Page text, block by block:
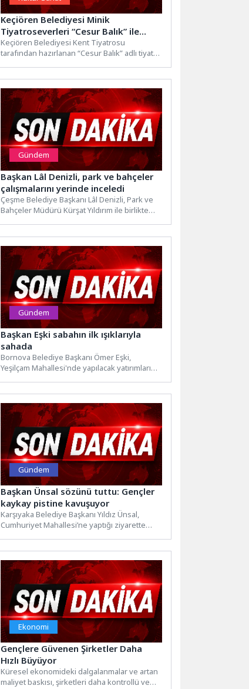
Keçiören Belediyesi Minik
Tiyatroseverleri “Cesur Balık” ile
Buluşturdu
Keçiören Belediyesi Kent Tiyatrosu
tarafından hazırlanan “Cesur Balık” adlı tiyatro
Gündem
Başkan Lâl Denizli, park ve bahçeler
çalışmalarını yerinde inceledi
Çeşme Belediye Başkanı Lâl Denizli, Park ve
Bahçeler Müdürü Kürşat Yıldırım ile birlikte
Gündem
Başkan Eşki sabahın ilk ışıklarıyla
sahada
Bornova Belediye Başkanı Ömer Eşki,
Yeşilçam Mahallesi'nde yapılacak yatırımları
Gündem
Başkan Ünsal sözünü tuttu: Gençler
kaykay pistine kavuşuyor
Karşıyaka Belediye Başkanı Yıldız Ünsal,
Cumhuriyet Mahallesi’ne yaptığı ziyarette
Ekonomi
Gençlere Güvenen Şirketler Daha
Hızlı Büyüyor
Küresel ekonomideki dalgalanmalar ve artan
maliyet baskısı, şirketleri daha kontrollü ve